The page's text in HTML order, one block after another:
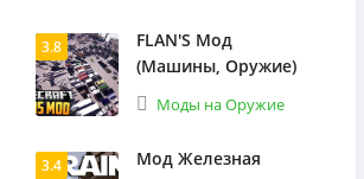
3.8
FLAN'S Мод
(Машины, Оружие)
Моды на Оружие
3.4
Мод Железная